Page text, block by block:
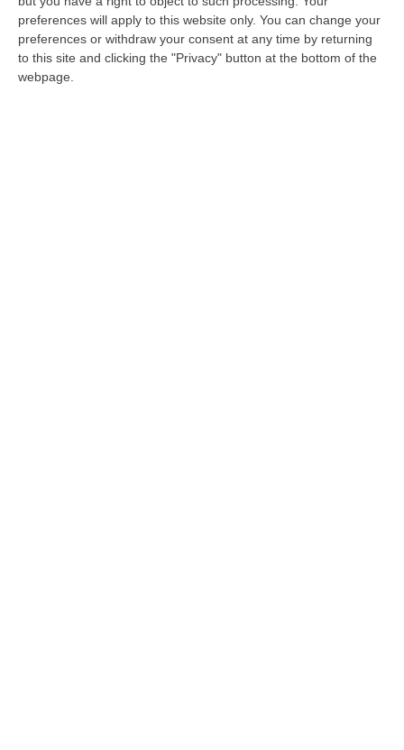
preferences will apply to this website only. You can change your
preferences or withdraw your consent at any time by returning
to this site and clicking the "Privacy" button at the bottom of the
webpage.